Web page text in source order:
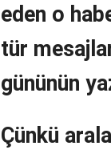
eden o
tür
gününün
Çünkü